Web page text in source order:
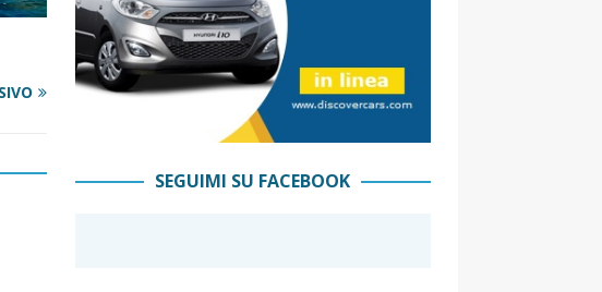
SEGUIMI SU FACEBOOK